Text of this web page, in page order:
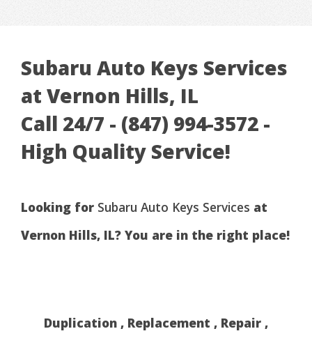
Subaru Auto Keys Services
at Vernon Hills, IL
Call 24/7 - (847) 994-3572 -
High Quality Service!
Looking for Subaru Auto Keys Services at
Vernon Hills, IL? You are in the right place!
Duplication , Replacement , Repair ,